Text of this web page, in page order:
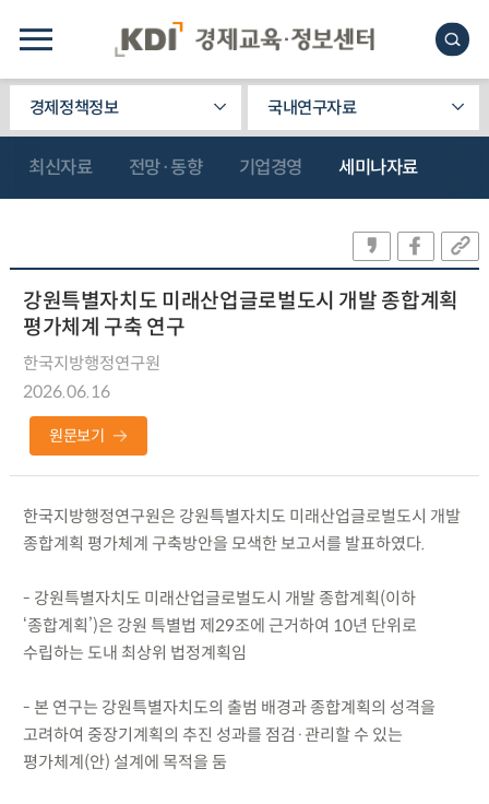
경제정책정보 국내연구자료
최신자료 전망·동향 기업경영 세미나자료
강원특별자치도 미래산업글로벌도시 개발 종합계획
평가체계 구축 연구
한국지방행정연구원
2026.06.16
원문보기
한국지방행정연구원은 강원특별자치도 미래산업글로벌도시 개발
종합계획 평가체계 구축방안을 모색한 보고서를 발표하였다.
- 강원특별자치도 미래산업글로벌도시 개발 종합계획(이하
‘종합계획’)은 강원 특별법 제29조에 근거하여 10년 단위로
수립하는 도내 최상위 법정계획임
- 본 연구는 강원특별자치도의 출범 배경과 종합계획의 성격을
고려하여 중장기계획의 추진 성과를 점검·관리할 수 있는
평가체계(안) 설계에 목적을 둠